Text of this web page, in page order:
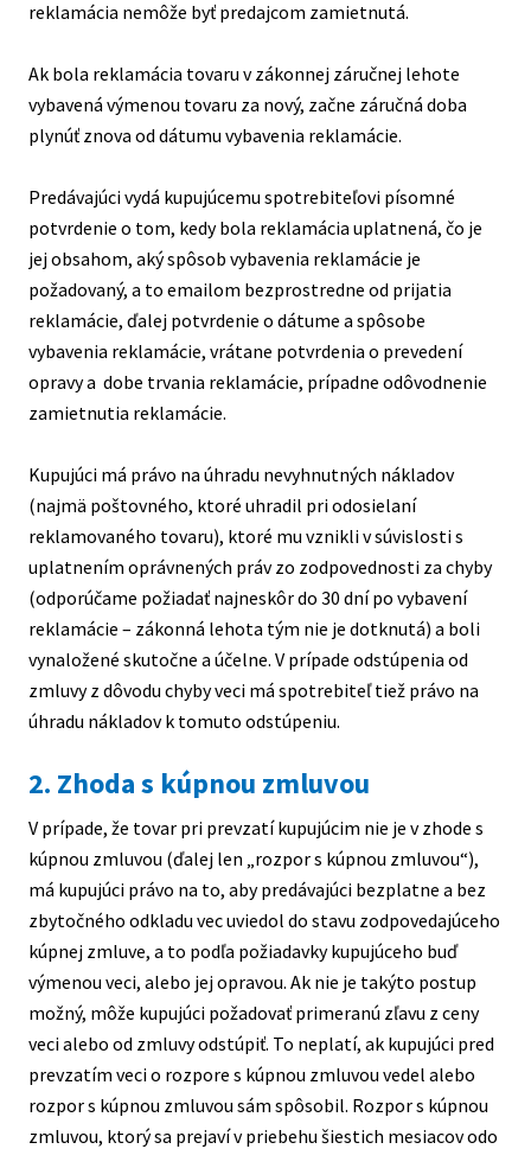
reklamácia nemôže byť predajcom zamietnutá.
Ak bola reklamácia tovaru v zákonnej záručnej lehote
vybavená výmenou tovaru za nový, začne záručná doba
plynúť znova od dátumu vybavenia reklamácie.
Predávajúci vydá kupujúcemu spotrebiteľovi písomné
potvrdenie o tom, kedy bola reklamácia uplatnená, čo je
jej obsahom, aký spôsob vybavenia reklamácie je
požadovaný, a to emailom bezprostredne od prijatia
reklamácie, ďalej potvrdenie o dátume a spôsobe
vybavenia reklamácie, vrátane potvrdenia o prevedení
opravy a dobe trvania reklamácie, prípadne odôvodnenie
zamietnutia reklamácie.
Kupujúci má právo na úhradu nevyhnutných nákladov
(najmä poštovného, ktoré uhradil pri odosielaní
reklamovaného tovaru), ktoré mu vznikli v súvislosti s
uplatnením oprávnených práv zo zodpovednosti za chyby
(odporúčame požiadať najneskôr do 30 dní po vybavení
reklamácie – zákonná lehota tým nie je dotknutá) a boli
vynaložené skutočne a účelne. V prípade odstúpenia od
zmluvy z dôvodu chyby veci má spotrebiteľ tiež právo na
úhradu nákladov k tomuto odstúpeniu.
2. Zhoda s kúpnou zmluvou
V prípade, že tovar pri prevzatí kupujúcim nie je v zhode s
kúpnou zmluvou (ďalej len „rozpor s kúpnou zmluvou“),
má kupujúci právo na to, aby predávajúci bezplatne a bez
zbytočného odkladu vec uviedol do stavu zodpovedajúceho
kúpnej zmluve, a to podľa požiadavky kupujúceho buď
výmenou veci, alebo jej opravou. Ak nie je takýto postup
možný, môže kupujúci požadovať primeranú zľavu z ceny
veci alebo od zmluvy odstúpiť. To neplatí, ak kupujúci pred
prevzatím veci o rozpore s kúpnou zmluvou vedel alebo
rozpor s kúpnou zmluvou sám spôsobil. Rozpor s kúpnou
zmluvou, ktorý sa prejaví v priebehu šiestich mesiacov odo